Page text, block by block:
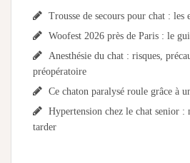
Trousse de secours pour chat : les
Woofest 2026 près de Paris : le
Anesthésie du chat : risques,
préopératoire
Ce chaton paralysé roule grâce à
Hypertension chez le chat senior :
tarder